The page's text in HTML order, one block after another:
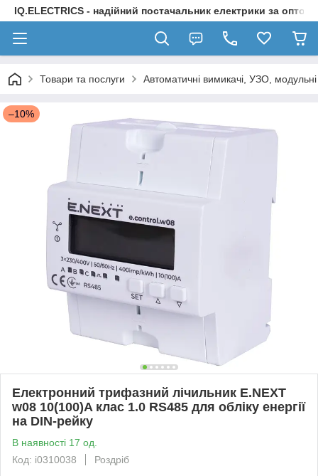
IQ.ELECTRICS - надійний постачальник електрики за
Товари та послуги Автоматичні вимикачі, УЗО,
–10%
Електронний трифазний лічильник E.NEXT
w08 10(100)A клас 1.0 RS485 для обліку енергії
на DIN-рейку
В наявності 17 од.
Код: i0310038
Роздріб